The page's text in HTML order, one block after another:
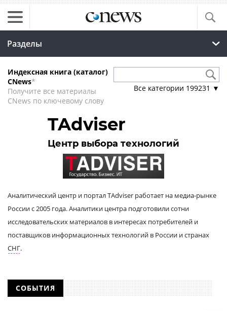
Разделы
Индексная книга (каталог)
CNews*
Получите все материалы
CNews по ключевому слову
Все категории 199231 ▼
TAdviser
Центр выбора технологий
Аналитический центр и портал TAdviser работает на медиа-рынке
России с 2005 года. Аналитики центра подготовили сотни
исследовательских материалов в интересах потребителей и
поставщиков информационных технологий в России и странах
СНГ.
СОБЫТИЯ